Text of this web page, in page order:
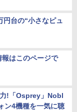
円台の“小さなピュ
はこのページで
!「Osprey」Nobl
ン4機種を一気に聴